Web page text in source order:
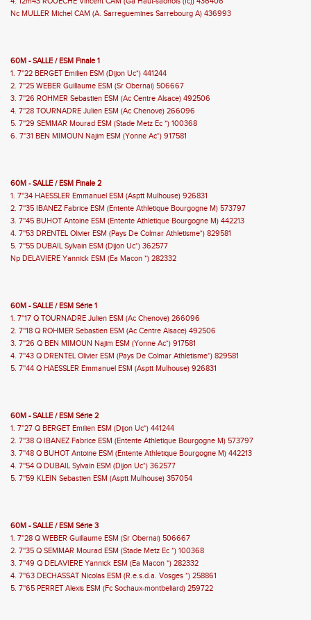
Nc MULLER Michel CAM (A. Sarreguemines Sarrebourg A) 436993
60M - SALLE / ESM Finale 1
1. 7''22 BERGET Emilien ESM (Dijon Uc*) 441244
2. 7''25 WEBER Guillaume ESM (Sr Obernai) 506667
3. 7''26 ROHMER Sebastien ESM (Ac Centre Alsace) 492506
4. 7''28 TOURNADRE Julien ESM (Ac Chenove) 266096
5. 7''29 SEMMAR Mourad ESM (Stade Metz Ec *) 100368
6. 7''31 BEN MIMOUN Najim ESM (Yonne Ac*) 917581
60M - SALLE / ESM Finale 2
1. 7''34 HAESSLER Emmanuel ESM (Asptt Mulhouse) 926831
2. 7''35 IBANEZ Fabrice ESM (Entente Athletique Bourgogne M) 573797
3. 7''45 BUHOT Antoine ESM (Entente Athletique Bourgogne M) 442213
4. 7''53 DRENTEL Olivier ESM (Pays De Colmar Athletisme*) 829581
5. 7''55 DUBAIL Sylvain ESM (Dijon Uc*) 362577
Np DELAVIERE Yannick ESM (Ea Macon *) 282332
60M - SALLE / ESM Série 1
1. 7''17 Q TOURNADRE Julien ESM (Ac Chenove) 266096
2. 7''18 Q ROHMER Sebastien ESM (Ac Centre Alsace) 492506
3. 7''26 Q BEN MIMOUN Najim ESM (Yonne Ac*) 917581
4. 7''43 Q DRENTEL Olivier ESM (Pays De Colmar Athletisme*) 829581
5. 7''44 Q HAESSLER Emmanuel ESM (Asptt Mulhouse) 926831
60M - SALLE / ESM Série 2
1. 7''27 Q BERGET Emilien ESM (Dijon Uc*) 441244
2. 7''38 Q IBANEZ Fabrice ESM (Entente Athletique Bourgogne M) 573797
3. 7''48 Q BUHOT Antoine ESM (Entente Athletique Bourgogne M) 442213
4. 7''54 Q DUBAIL Sylvain ESM (Dijon Uc*) 362577
5. 7''59 KLEIN Sebastien ESM (Asptt Mulhouse) 357054
60M - SALLE / ESM Série 3
1. 7''28 Q WEBER Guillaume ESM (Sr Obernai) 506667
2. 7''35 Q SEMMAR Mourad ESM (Stade Metz Ec *) 100368
3. 7''49 Q DELAVIERE Yannick ESM (Ea Macon *) 282332
4. 7''63 DECHASSAT Nicolas ESM (R.e.s.d.a. Vosges *) 258861
5. 7''65 PERRET Alexis ESM (Fc Sochaux-montbeliard) 259722